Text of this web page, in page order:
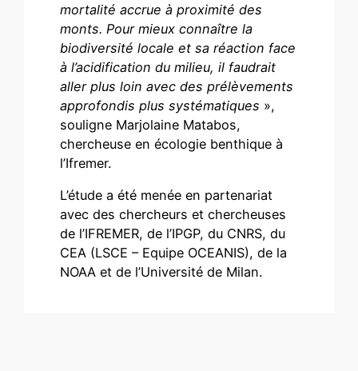
mortalité accrue à proximité des
monts. Pour mieux connaître la
biodiversité locale et sa réaction face
à l’acidification du milieu, il faudrait
aller plus loin avec des prélèvements
approfondis plus systématiques »,
souligne Marjolaine Matabos,
chercheuse en écologie benthique à
l’Ifremer.
L’étude a été menée en partenariat
avec des chercheurs et chercheuses
de l’IFREMER, de l’IPGP, du CNRS, du
CEA (LSCE – Equipe OCEANIS), de la
NOAA et de l’Université de Milan.